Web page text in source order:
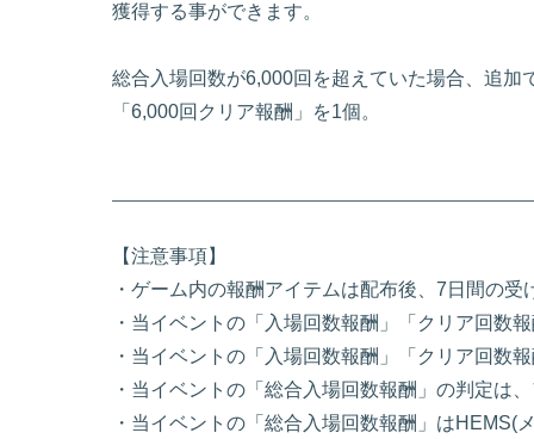
獲得する事ができます。
総合入場回数が6,000回を超えていた場合、追加
「6,000回クリア報酬」を1個。
【注意事項】
・ゲーム内の報酬アイテムは配布後、7日間の
・当イベントの「入場回数報酬」「クリア回数
・当イベントの「入場回数報酬」「クリア回数
・当イベントの「総合入場回数報酬」の判定は
・当イベントの「総合入場回数報酬」はHEMS(